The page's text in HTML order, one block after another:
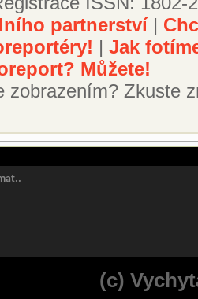
partnerství|
| Jak
Můžete!
zobrazením? Zkuste
(c)